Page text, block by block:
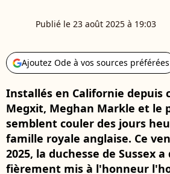
Publié le 23 août 2025 à 19:03
Ajoutez Ode à vos sources préférées
Installés en Californie depuis
Megxit, Meghan Markle et le
semblent couler des jours
famille royale anglaise. Ce
2025, la duchesse de Sussex
fièrement mis à l'honneur